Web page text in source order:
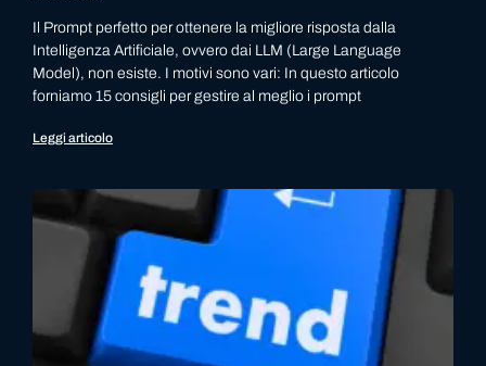
Il Prompt perfetto per ottenere la migliore risposta dalla
Intelligenza Artificiale, ovvero dai LLM (Large Language
Model), non esiste. I motivi sono vari: In questo articolo
forniamo 15 consigli per gestire al meglio i prompt
Leggi articolo